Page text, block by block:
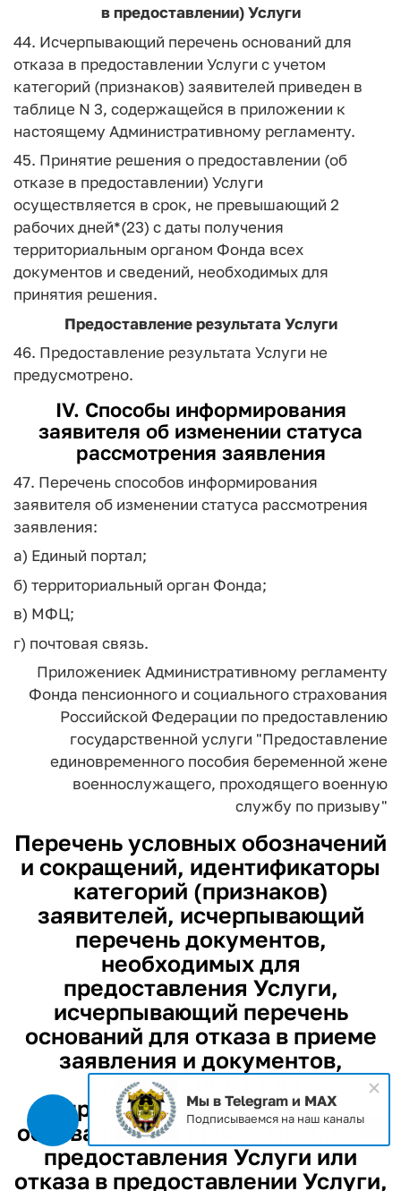
в предоставлении) Услуги
44. Исчерпывающий перечень оснований для
отказа в предоставлении Услуги с учетом
категорий (признаков) заявителей приведен в
таблице N 3, содержащейся в приложении к
настоящему Административному регламенту.
45. Принятие решения о предоставлении (об
отказе в предоставлении) Услуги
осуществляется в срок, не превышающий 2
рабочих дней*(23) с даты получения
территориальным органом Фонда всех
документов и сведений, необходимых для
принятия решения.
Предоставление результата Услуги
46. Предоставление результата Услуги не
предусмотрено.
IV. Способы информирования
заявителя об изменении статуса
рассмотрения заявления
47. Перечень способов информирования
заявителя об изменении статуса рассмотрения
заявления:
а) Единый портал;
б) территориальный орган Фонда;
в) МФЦ;
г) почтовая связь.
Приложениек Административному регламенту
Фонда пенсионного и социального страхования
Российской Федерации по предоставлению
государственной услуги "Предоставление
единовременного пособия беременной жене
военнослужащего, проходящего военную
службу по призыву"
Перечень условных обозначений
и сокращений, идентификаторы
категорий (признаков)
заявителей, исчерпывающий
перечень документов,
необходимых для
предоставления Услуги,
исчерпывающий перечень
оснований для отказа в приеме
заявления и документов,
необходимых для
предоставления Услуги,
оснований для приостановления
предоставления Услуги или
отказа в предоставлении Услуги,
Мы в Telegram и MAX
Подписываемся на наш каналы